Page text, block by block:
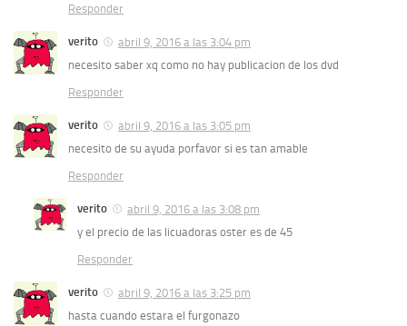
Responder
verito
abril 9, 2016 a las 3:04 pm
necesito saber xq como no hay publicacion de los dvd
Responder
verito
abril 9, 2016 a las 3:05 pm
necesito de su ayuda porfavor si es tan amable
Responder
verito
abril 9, 2016 a las 3:08 pm
y el precio de las licuadoras oster es de 45
Responder
verito
abril 9, 2016 a las 3:25 pm
hasta cuando estara el furgonazo